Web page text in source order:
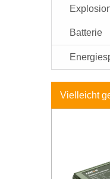
Batterie
Vielleicht